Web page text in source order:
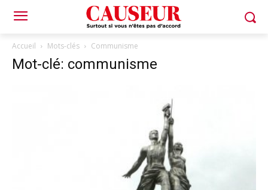
Accueil Mots-clés Communisme
Mot-clé: communisme